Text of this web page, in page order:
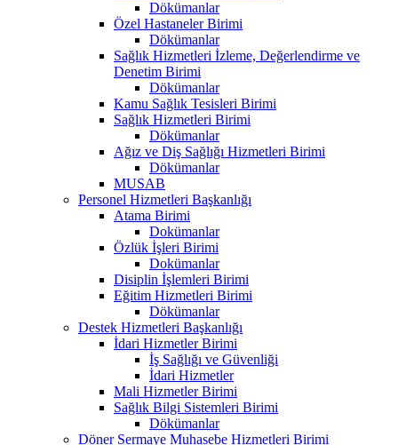
Dökümanlar
Özel Hastaneler Birimi
Dökümanlar
Sağlık Hizmetleri İzleme, Değerlendirme ve
Denetim Birimi
Dökümanlar
Kamu Sağlık Tesisleri Birimi
Sağlık Hizmetleri Birimi
Dökümanlar
Ağız ve Diş Sağlığı Hizmetleri Birimi
Dökümanlar
MUSAB
Personel Hizmetleri Başkanlığı
Atama Birimi
Dokümanlar
Özlük İşleri Birimi
Dokümanlar
Disiplin İşlemleri Birimi
Eğitim Hizmetleri Birimi
Dökümanlar
Destek Hizmetleri Başkanlığı
İdari Hizmetler Birimi
İş Sağlığı ve Güvenliği
İdari Hizmetler
Mali Hizmetler Birimi
Sağlık Bilgi Sistemleri Birimi
Dökümanlar
Döner Sermaye Muhasebe Hizmetleri Birimi